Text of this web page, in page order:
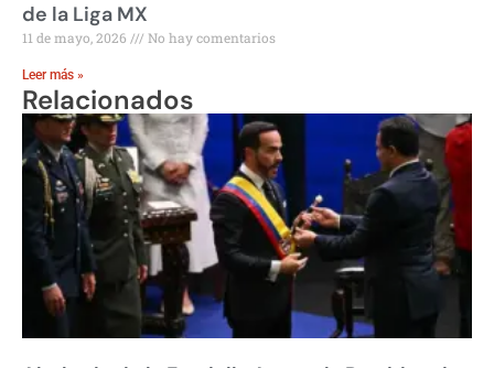
de la Liga MX
11 de mayo, 2026 No hay comentarios
Leer más »
Relacionados